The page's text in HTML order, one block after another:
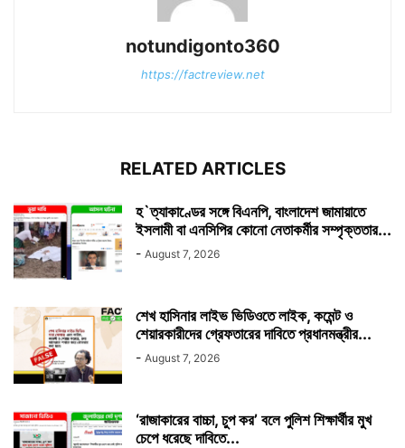
notundigonto360
https://factreview.net
RELATED ARTICLES
হ`ত্যাকাণ্ডের সঙ্গে বিএনপি, বাংলাদেশ জামায়াতে
ইসলামী বা এনসিপির কোনো নেতাকর্মীর সম্পৃক্ততার...
- August 7, 2026
শেখ হাসিনার লাইভ ভিডিওতে লাইক, কমেন্ট ও
শেয়ারকারীদের গ্রেফতারের দাবিতে প্রধানমন্ত্রীর...
- August 7, 2026
‘রাজাকারের বাচ্চা, চুপ কর’ বলে পুলিশ শিক্ষার্থীর মুখ
চেপে ধরেছে দাবিতে...